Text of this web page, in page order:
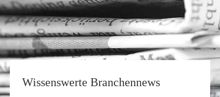
Wissenswerte Branchennews